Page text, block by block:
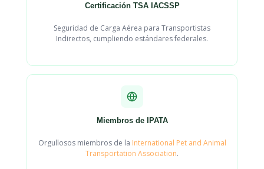
Certificación TSA IACSSP
Seguridad de Carga Aérea para Transportistas
Indirectos, cumpliendo estándares federales.
Miembros de IPATA
Orgullosos miembros de la International Pet and Animal
Transportation Association.